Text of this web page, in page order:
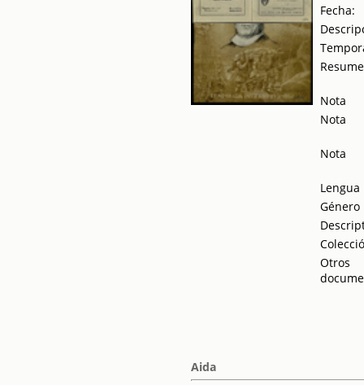
Fecha:
Nota
Nota
Nota
Lengua
Género
Otros
Aida